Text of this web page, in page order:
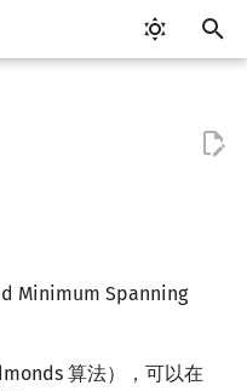
常见错误
VS Code
Cena
Generator
变量
STL 算法
值类别
冒泡排序
斜率优化
平衡三进制
素数
快速傅里叶变换
容斥原理
内积和外积
环论
随机变量
零和游戏
高斯消元
配对堆
块状链表
李超线段树
Splay 树
可持久化块状数组
线段树套平衡树
Euler Tour Tree
整体二分
爬山算法
Minimum Spanning
算法），可以在